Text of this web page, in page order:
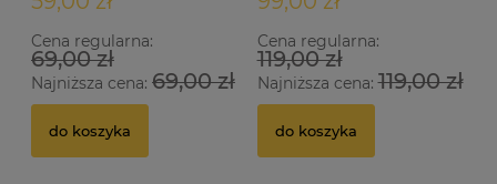
Cena regularna:
69,00 zł
Najniższa cena: 69,00 zł
do koszyka
Cena regularna:
119,00 zł
Najniższa cena:119,00 zł
do koszyka